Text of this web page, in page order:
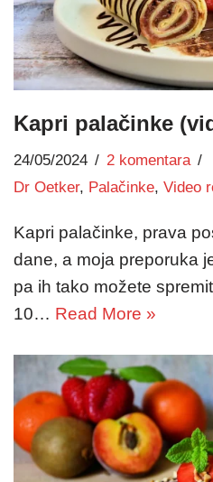
Kapri palačinke
24/05/2024
2 komentara
Dr Oetker, Palačinke, Video
Kapri palačinke, prava
dane, a moja preporuka
pa ih tako možete
10… Read More »